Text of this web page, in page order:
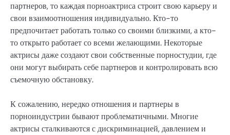
партнеров, то каждая порноактриса строит свою карьеру и
свои взаимоотношения индивидуально. Кто-то
предпочитает работать только со своими близкими, а кто-
то открыто работает со всеми желающими. Некоторые
актрисы даже создают свои собственные порностудии, где
они могут выбирать себе партнеров и контролировать всю
съемочную обстановку.
К сожалению, нередко отношения и партнеры в
порноиндустрии бывают проблематичными. Многие
актрисы сталкиваются с дискриминацией, давлением и